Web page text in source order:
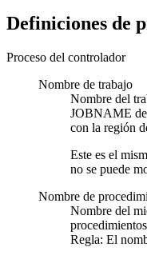
Definiciones de
Proceso del controlador
Nombre de trabajo
Nombre del
JOBNAME
con la región
Este es el
no se puede
Nombre de
Nombre del
Regla: El